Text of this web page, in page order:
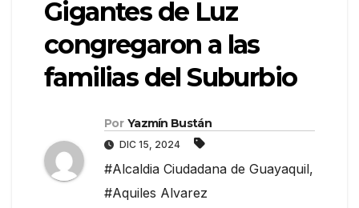
Gigantes de Luz
congregaron a las
familias del Suburbio
Por Yazmín Bustán
DIC 15, 2024
#Alcaldia Ciudadana de Guayaquil,
#Aquiles Alvarez